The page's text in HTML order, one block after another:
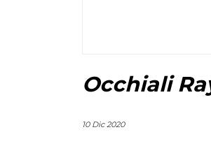
Occhiali
10 Dic 2020